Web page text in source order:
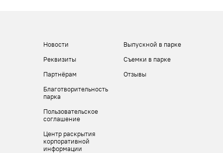
Новости
Реквизиты
Партнёрам
Благотворительность
парка
Пользовательское
соглашение
Центр раскрытия
корпоративной
информации
Выпускной в парке
Съемки в парке
Отзывы